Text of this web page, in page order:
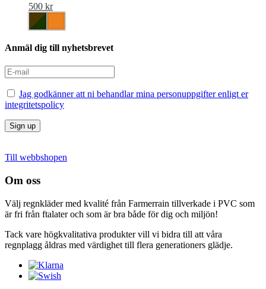
500 kr
Anmäl dig till nyhetsbrevet
Jag godkänner att ni behandlar mina personuppgifter enligt er
integritetspolicy
Till webbshopen
Om oss
Välj regnkläder med kvalité från Farmerrain tillverkade i PVC som
är fri från ftalater och som är bra både för dig och miljön!
Tack vare högkvalitativa produkter vill vi bidra till att våra
regnplagg åldras med värdighet till flera generationers glädje.